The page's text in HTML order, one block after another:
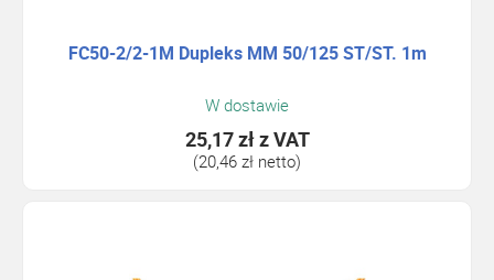
FC50-2/2-1M Dupleks MM 50/125 ST/ST. 1m
W dostawie
25,17 złz VAT
(20,46 zł netto)